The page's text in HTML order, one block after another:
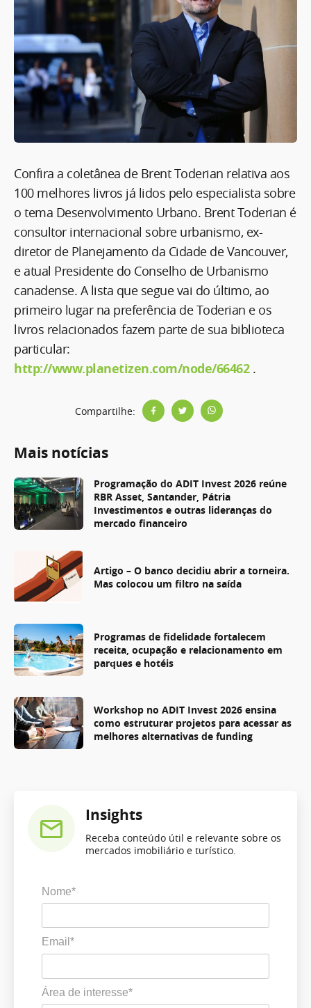
Confira a coletânea de Brent Toderian relativa aos
100 melhores livros já lidos pelo especialista sobre
o tema Desenvolvimento Urbano. Brent Toderian é
consultor internacional sobre urbanismo, ex-
diretor de Planejamento da Cidade de Vancouver,
e atual Presidente do Conselho de Urbanismo
canadense. A lista que segue vai do último, ao
primeiro lugar na preferência de Toderian e os
livros relacionados fazem parte de sua biblioteca
particular:
http://www.planetizen.com/node/66462.
Compartilhe:
Mais notícias
Programação do ADIT Invest 2026 reúne
RBR Asset, Santander, Pátria
Investimentos e outras lideranças do
mercado financeiro
Artigo – O banco decidiu abrir a torneira.
Mas colocou um filtro na saída
Programas de fidelidade fortalecem
receita, ocupação e relacionamento em
parques e hotéis
Workshop no ADIT Invest 2026 ensina
como estruturar projetos para acessar as
melhores alternativas de funding
Insights
Receba conteúdo útil e relevante sobre os
mercados imobiliário e turístico.
Nome*
Email*
Área de interesse*